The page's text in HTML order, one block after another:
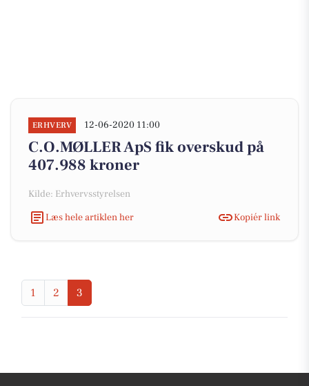
ERHVERV 12-06-2020 11:00
C.O.MØLLER ApS fik overskud på
407.988 kroner
Kilde: Erhvervsstyrelsen
Læs hele artiklen her
Kopiér link
1 2 3